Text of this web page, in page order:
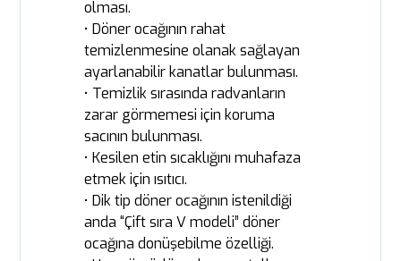
olması.
• Döner ocağının rahat
temizlenmesine olanak sağlayan
ayarlanabilir kanatlar bulunması.
• Temizlik sırasında radvanların
zarar görmemesi için koruma
sacının bulunması.
• Kesilen etin sıcaklığını muhafaza
etmek için ısıtıcı.
• Dik tip döner ocağının istenildiği
anda “Çift sıra V modeli” döner
ocağına donüşebilme özelliği.